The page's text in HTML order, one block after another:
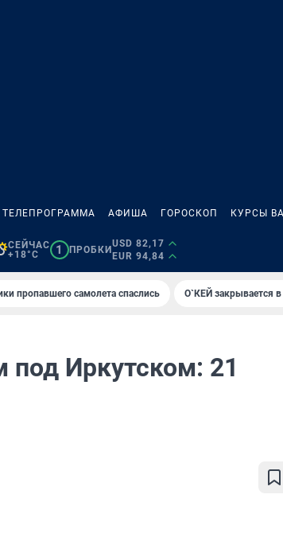
ТЕЛЕПРОГРАММА АФИША ГОРОСКОП КУРСЫ
СЕЙЧАС
+18°C
1 ПРОБКИ
USD 82,17
EUR 94,84
пропавшего самолета спаслись О`КЕЙ закрывается в
Иркутском: 21